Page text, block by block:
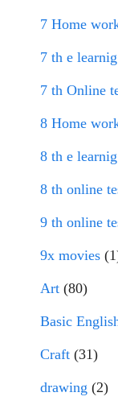
7 Home
7 th e
7 th Online
8 Home
8 th e
8 th online
9 th online
9x movies
Art (80)
Basic
Craft (31)
drawing (2)